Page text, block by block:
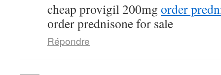
cheap provigil 200mg order
order prednisone for sale
Répondre